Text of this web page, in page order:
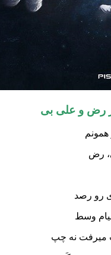
بی
نه چپ